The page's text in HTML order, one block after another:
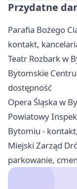
Przydatne
Parafia Bożego
kontakt,
Teatr Rozbark w
Bytomskie
dostępność
Opera Śląska w
Powiatowy
Bytomiu -
Miejski Zarząd
parkowanie,